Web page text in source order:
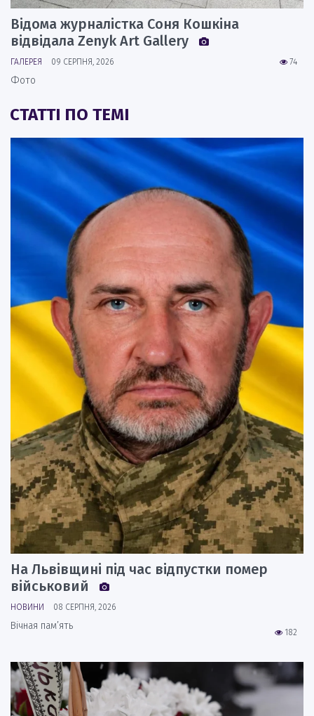
Відома журналістка Соня Кошкіна
відвідала Zenyk Art Gallery
74
ГАЛЕРЕЯ 09 СЕРПНЯ, 2026
Фото
СТАТТІ ПО ТЕМІ
На Львівщині під час відпустки помер
військовий
НОВИНИ 08 СЕРПНЯ, 2026
182
Вічная пам’ять